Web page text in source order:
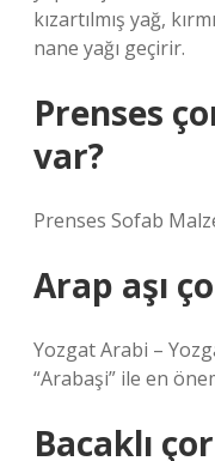
kızartılmış yağ,
nane yağı geçirir.
Prenses
var?
Prenses Sofab
Arap aşı
Yozgat Arabi –
“Arabaşi” ile en
Bacaklı